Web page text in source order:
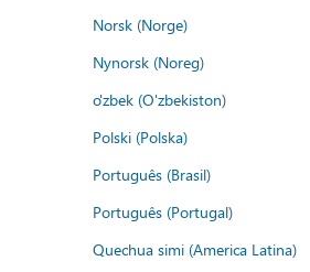
Norsk (Norge)
Nynorsk (Noreg)
o'zbek (O'zbekiston)
Polski (Polska)
Português (Brasil)
Português (Portugal)
Quechua simi (America Latina)